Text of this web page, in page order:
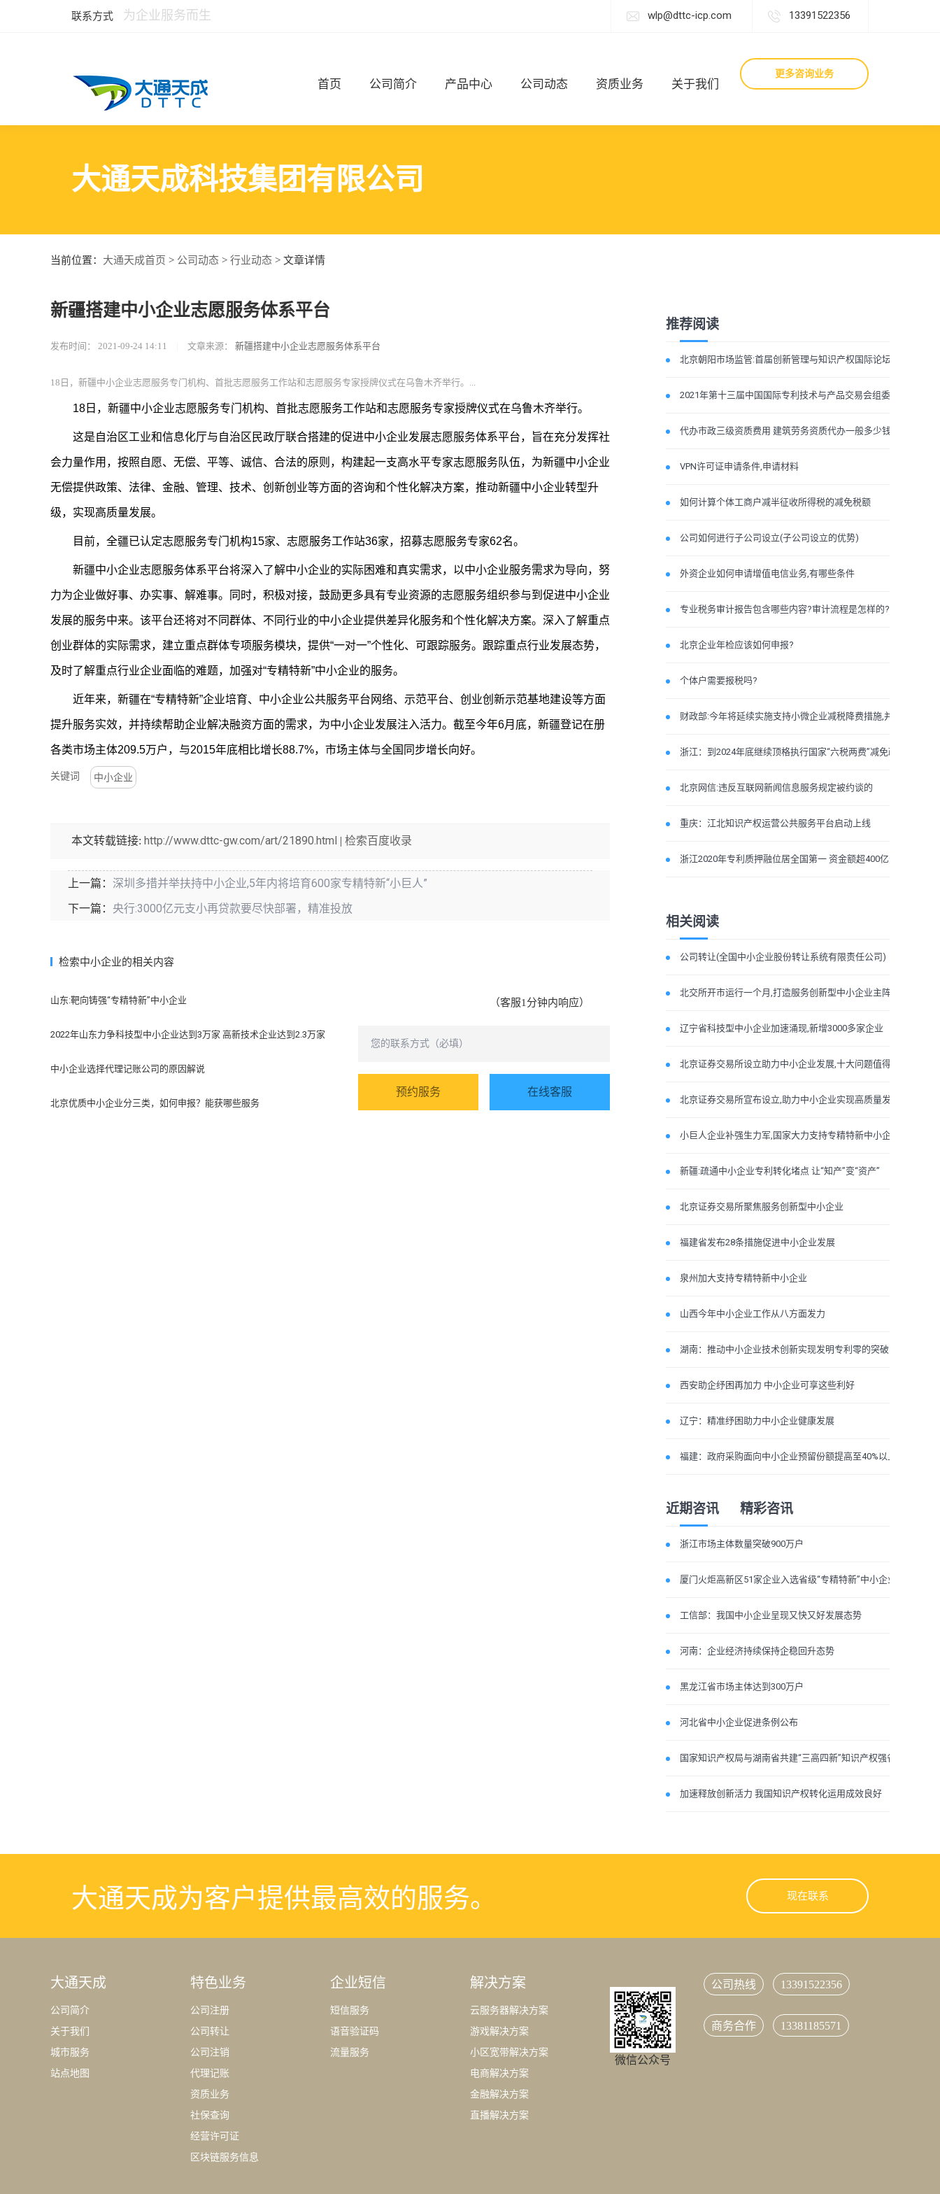
联系方式 为企业服务而生 wlp@dttc-icp.com 13391522356
更多咨询业务
首页 公司简介 产品中心 公司动态 资质业务 关于我们
大通天成科技集团有限公司
当前位置： 大通天成首页 > 公司动态 > 行业动态 > 文章详情
新疆搭建中小企业志愿服务体系平台
发布时间： 2021-09-24 14:11 文章来源： 新疆搭建中小企业志愿服务体系平台
18日，新疆中小企业志愿服务专门机构、首批志愿服务工作站和志愿服务专家授牌仪式在乌鲁木齐举行。...
18日，新疆中小企业志愿服务专门机构、首批志愿服务工作站和志愿服务专家授牌仪式在乌鲁木齐举行。
这是自治区工业和信息化厅与自治区民政厅联合搭建的促进中小企业发展志愿服务体系平台，旨在充分发挥社
会力量作用，按照自愿、无偿、平等、诚信、合法的原则，构建起一支高水平专家志愿服务队伍，为新疆中小企业
无偿提供政策、法律、金融、管理、技术、创新创业等方面的咨询和个性化解决方案，推动新疆中小企业转型升
级，实现高质量发展。
目前，全疆已认定志愿服务专门机构15家、志愿服务工作站36家，招募志愿服务专家62名。
新疆中小企业志愿服务体系平台将深入了解中小企业的实际困难和真实需求，以中小企业服务需求为导向，努
力为企业做好事、办实事、解难事。同时，积极对接，鼓励更多具有专业资源的志愿服务组织参与到促进中小企业
发展的服务中来。该平台还将对不同群体、不同行业的中小企业提供差异化服务和个性化解决方案。深入了解重点
创业群体的实际需求，建立重点群体专项服务模块，提供“一对一”个性化、可跟踪服务。跟踪重点行业发展态势，
及时了解重点行业企业面临的难题，加强对“专精特新”中小企业的服务。
近年来，新疆在“专精特新”企业培育、中小企业公共服务平台网络、示范平台、创业创新示范基地建设等方面
提升服务实效，并持续帮助企业解决融资方面的需求，为中小企业发展注入活力。截至今年6月底，新疆登记在册
各类市场主体209.5万户，与2015年底相比增长88.7%，市场主体与全国同步增长向好。
关键词 中小企业
本文转载链接: http://www.dttc-gw.com/art/21890.html | 检索百度收录
上一篇： 深圳多措并举扶持中小企业,5年内将培育600家专精特新“小巨人”
下一篇： 央行:3000亿元支小再贷款要尽快部署，精准投放
检索中小企业的相关内容
山东:靶向铸强“专精特新”中小企业
2022年山东力争科技型中小企业达到3万家 高新技术企业达到2.3万家
中小企业选择代理记账公司的原因解说
北京优质中小企业分三类，如何申报？能获哪些服务
（客服1分钟内响应）
预约服务 在线客服
推荐阅读
北京朝阳市场监管:首届创新管理与知识产权国际论坛
2021年第十三届中国国际专利技术与产品交易会组委会
代办市政三级资质费用 建筑劳务资质代办一般多少钱
VPN许可证申请条件,申请材料
如何计算个体工商户减半征收所得税的减免税额
公司如何进行子公司设立(子公司设立的优势)
外资企业如何申请增值电信业务,有哪些条件
专业税务审计报告包含哪些内容?审计流程是怎样的?
北京企业年检应该如何申报?
个体户需要报税吗?
财政部:今年将延续实施支持小微企业减税降费措施,并加
浙江：到2024年底继续顶格执行国家“六税两费”减免政
北京网信:违反互联网新闻信息服务规定被约谈的
重庆：江北知识产权运营公共服务平台启动上线
浙江2020年专利质押融位居全国第一 资金额超400亿元
相关阅读
公司转让(全国中小企业股份转让系统有限责任公司)
北交所开市运行一个月,打造服务创新型中小企业主阵地成效初显
辽宁省科技型中小企业加速涌现,新增3000多家企业
北京证券交易所设立助力中小企业发展,十大问题值得关注
北京证券交易所宣布设立,助力中小企业实现高质量发展
小巨人企业补强生力军,国家大力支持专精特新中小企业群体发展
新疆:疏通中小企业专利转化堵点 让“知产”变“资产”
北京证券交易所聚焦服务创新型中小企业
福建省发布28条措施促进中小企业发展
泉州加大支持专精特新中小企业
山西今年中小企业工作从八方面发力
湖南：推动中小企业技术创新实现发明专利零的突破
西安助企纾困再加力 中小企业可享这些利好
辽宁：精准纾困助力中小企业健康发展
福建：政府采购面向中小企业预留份额提高至40%以上
近期咨讯 精彩咨讯
浙江市场主体数量突破900万户
厦门火炬高新区51家企业入选省级“专精特新”中小企业
工信部：我国中小企业呈现又快又好发展态势
河南：企业经济持续保持企稳回升态势
黑龙江省市场主体达到300万户
河北省中小企业促进条例公布
国家知识产权局与湖南省共建“三高四新”知识产权强省
加速释放创新活力 我国知识产权转化运用成效良好
大通天成为客户提供最高效的服务。 现在联系
大通天成
公司简介
关于我们
城市服务
站点地图
特色业务
公司注册
公司转让
公司注销
代理记账
资质业务
社保查询
经营许可证
区块链服务信息
企业短信
短信服务
语音验证码
流量服务
解决方案
云服务器解决方案
游戏解决方案
小区宽带解决方案
电商解决方案
金融解决方案
直播解决方案
微信公众号
公司热线 13391522356
商务合作 13381185571